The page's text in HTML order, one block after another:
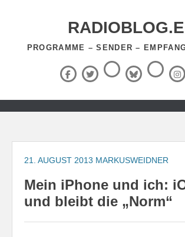
PROGRAMME – SENDER –
Facebook
X
(Twitter)
ThreadsBlueSky
RSS-
Feed
Zum
springen
21. AUGUST 2013 MARKUSWEIDNER
Mein iPhone und ich:
und bleibt die „Norm“